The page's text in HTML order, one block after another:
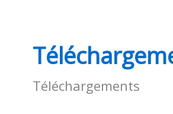
Téléchargements